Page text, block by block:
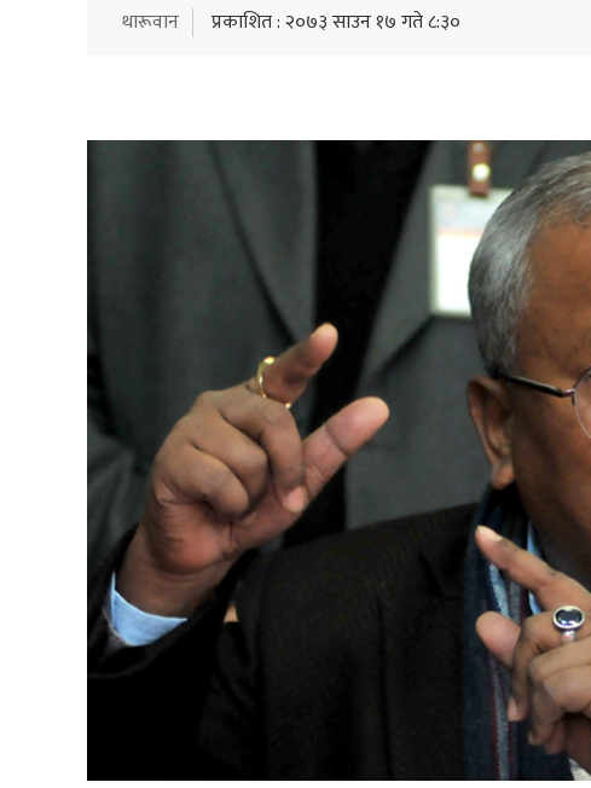
थारूवान प्रकाशित : २०७३ साउन १७ गते ८:३०